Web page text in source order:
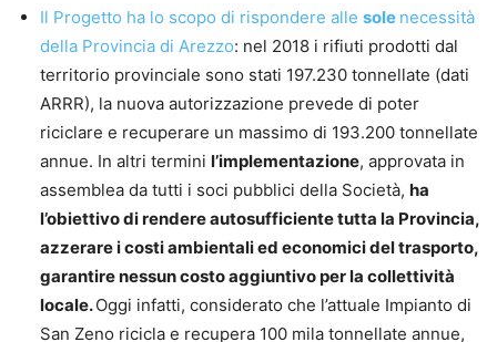
Il Progetto ha lo scopo di rispondere alle sole necessità
della Provincia di Arezzo: nel 2018 i rifiuti prodotti dal
territorio provinciale sono stati 197.230 tonnellate (dati
ARRR), la nuova autorizzazione prevede di poter
riciclare e recuperare un massimo di 193.200 tonnellate
annue. In altri termini l’implementazione, approvata in
assemblea da tutti i soci pubblici della Società, ha
l’obiettivo di rendere autosufficiente tutta la Provincia,
azzerare i costi ambientali ed economici del trasporto,
garantire nessun costo aggiuntivo per la collettività
locale.Oggi infatti, considerato che l’attuale Impianto di
San Zeno ricicla e recupera 100 mila tonnellate annue,